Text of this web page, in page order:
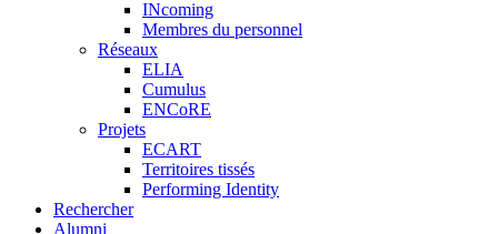
INcoming
Membres du personnel
Réseaux
ELIA
Cumulus
ENCoRE
Projets
ECART
Territoires tissés
Performing Identity
Rechercher
Alumni